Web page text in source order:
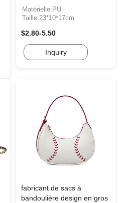
Matérielle:PU
Taille:23*10*17cm
$2.80-5.50
Inquiry
fabricant de sacs à
bandoulière design en gros